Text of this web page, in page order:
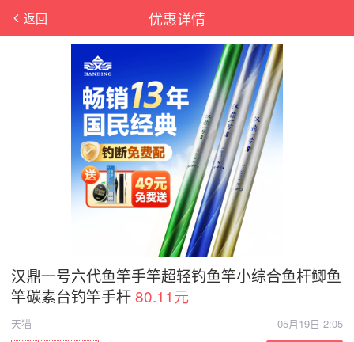
优惠详情
返回
汉鼎一号六代鱼竿手竿超轻钓鱼竿小综合鱼杆鲫鱼
竿碳素台钓竿手杆80.11元
天猫
05月19日 2:05